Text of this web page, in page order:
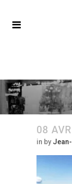
08 AVR
in by